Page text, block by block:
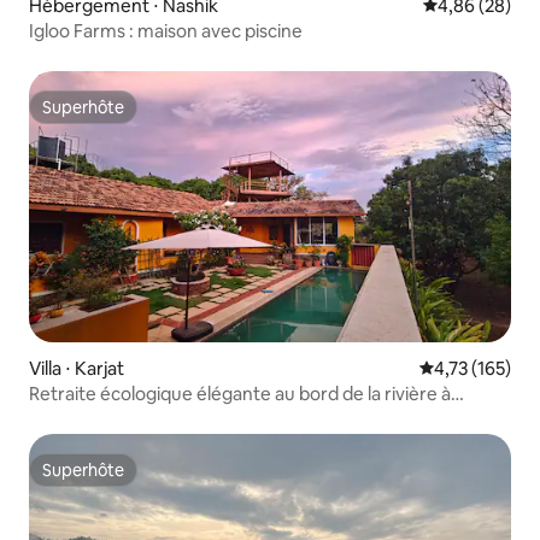
Hébergement ⋅ Nashik Évaluation
4,86 (28)
Igloo Farms : maison avec piscine
Superhôte
Superhôte
Villa ⋅ Karjat Évaluation
4,73 (165)
Retraite écologique élégante au bord de la rivière à
Superhôte
Superhôte